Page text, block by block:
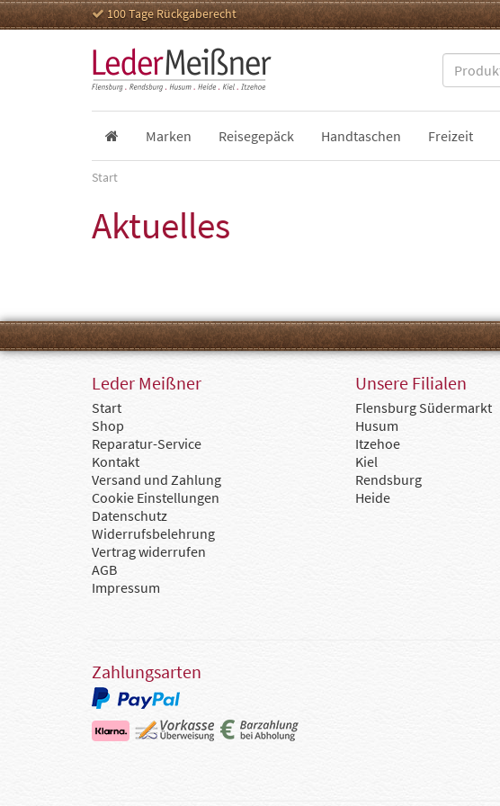
100 Tage Rückgaberecht
Marken Reisegepäck Handtaschen Freizeit
Start
Aktuelles
Leder Meißner
Start
Shop
Reparatur-Service
Kontakt
Versand und Zahlung
Cookie Einstellungen
Datenschutz
Widerrufsbelehrung
Vertrag widerrufen
AGB
Impressum
Unsere Filialen
Flensburg Südermarkt
Husum
Itzehoe
Kiel
Rendsburg
Heide
Zahlungsarten